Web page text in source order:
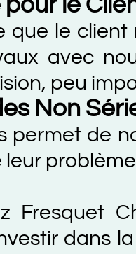
client
nous.
importe
de nous
dans la